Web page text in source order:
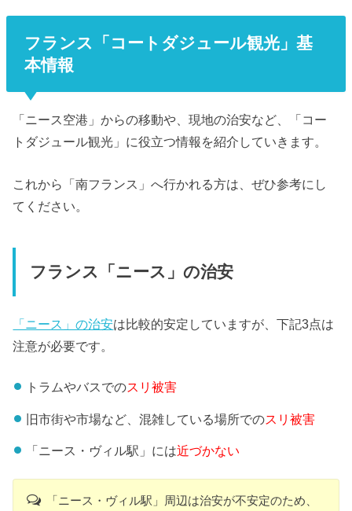
フランス「コートダジュール観光」基
本情報
「ニース空港」からの移動や、現地の治安など、「コー
トダジュール観光」に役立つ情報を紹介していきます。
これから「南フランス」へ行かれる方は、ぜひ参考にし
てください。
フランス「ニース」の治安
「ニース」の治安は比較的安定していますが、下記3点は
注意が必要です。
トラムやバスでのスリ被害
旧市街や市場など、混雑している場所でのスリ被害
「ニース・ヴィル駅」には近づかない
「ニース・ヴィル駅」周辺は治安が不安定のため、